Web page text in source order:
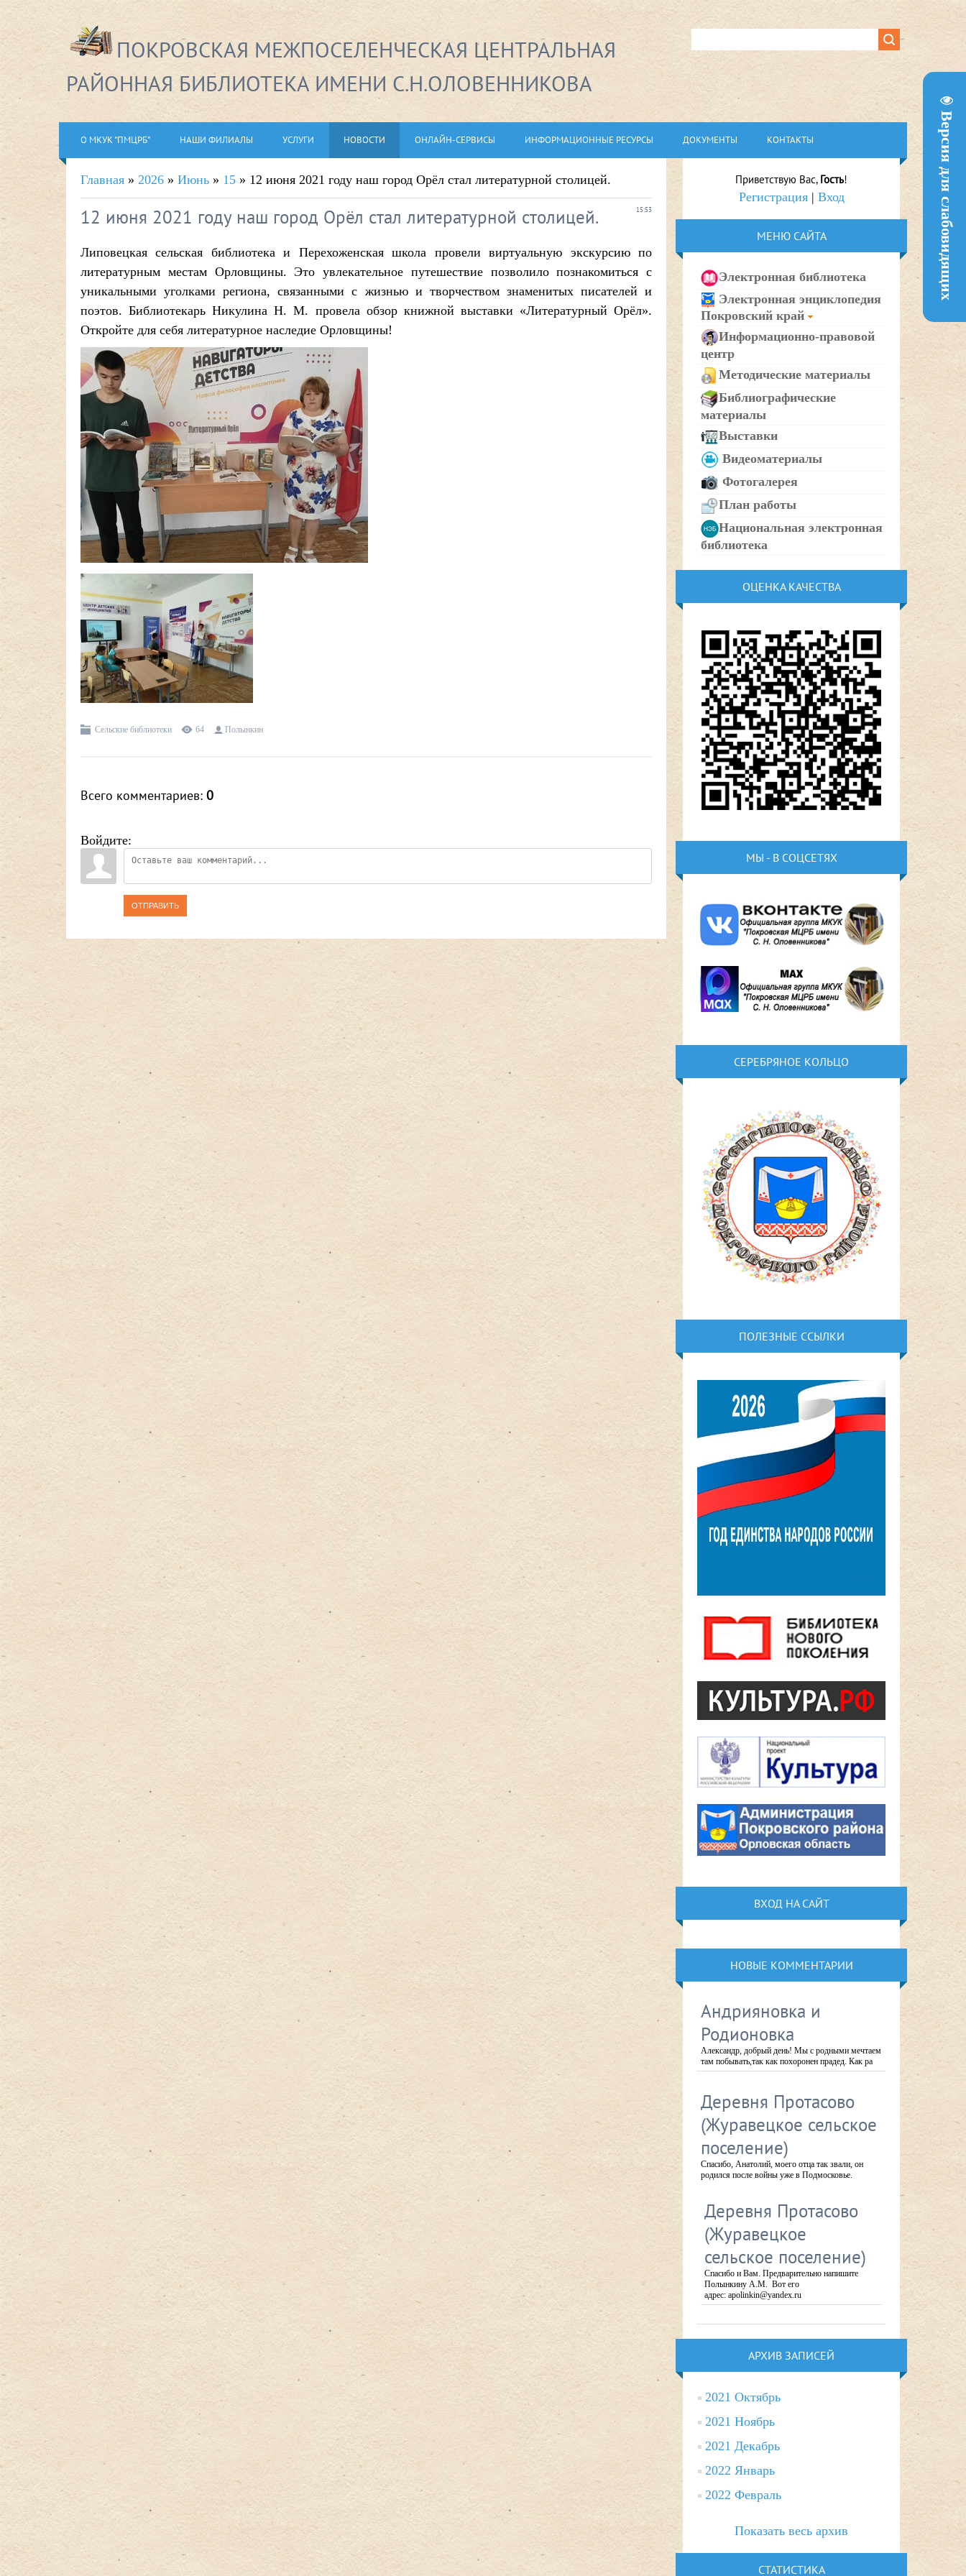
Версия для слабовидящих
ПОКРОВСКАЯ МЕЖПОСЕЛЕНЧЕСКАЯ ЦЕНТРАЛЬНАЯ
РАЙОННАЯ БИБЛИОТЕКА ИМЕНИ С.Н.ОЛОВЕННИКОВА
О МКУК "ПМЦРБ" НАШИ ФИЛИАЛЫ УСЛУГИ НОВОСТИ ОНЛАЙН-СЕРВИСЫ ИНФОРМАЦИОННЫЕ РЕСУРСЫ ДОКУМЕНТЫ КОНТАКТЫ
Главная » 2026 » Июнь » 15 » 12 июня 2021 году наш город Орёл стал литературной столицей.
15:53
12 июня 2021 году наш город Орёл стал литературной столицей.
Липовецкая сельская библиотека и Перехоженская школа провели виртуальную экскурсию по
литературным местам Орловщины. Это увлекательное путешествие позволило познакомиться с
уникальными уголками региона, связанными с жизнью и творчеством знаменитых писателей и
поэтов. Библиотекарь Никулина Н. М. провела обзор книжной выставки «Литературный Орёл».
Откройте для себя литературное наследие Орловщины!
Сельские библиотеки 64 Полынкин
Всего комментариев: 0
Войдите:
ОТПРАВИТЬ
Приветствую Вас, Гость!
Регистрация| Вход
МЕНЮ САЙТА
Электронная библиотека
Электронная энциклопедия
Покровский край
Информационно-правовой
центр
Методические материалы
Библиографические
материалы
Выставки
Видеоматериалы
Фотогалерея
План работы
Национальная электронная
библиотека
ОЦЕНКА КАЧЕСТВА
МЫ - В СОЦСЕТЯХ
СЕРЕБРЯНОЕ КОЛЬЦО
ПОЛЕЗНЫЕ ССЫЛКИ
ВХОД НА САЙТ
НОВЫЕ КОММЕНТАРИИ
Андрияновка и
Родионовка
Александр, добрый день! Мы с родными мечтаем
там побывать,так как похоронен прадед. Как ра
Деревня Протасово
(Журавецкое сельское
поселение)
Спасибо, Анатолий, моего отца так звали, он
родился после войны уже в Подмосковье.
Деревня Протасово
(Журавецкое
сельское поселение)
Спасибо и Вам. Предварительно напишите
Полынкину А.М. Вот его
адрес: apolinkin@yandex.ru
АРХИВ ЗАПИСЕЙ
2021 Октябрь
2021 Ноябрь
2021 Декабрь
2022 Январь
2022 Февраль
Показать весь архив
СТАТИСТИКА